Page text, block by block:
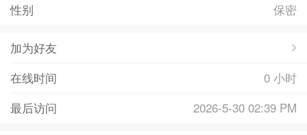
性别
保密
加为好友
在线时间
0 小时
最后访问
2026-5-30 02:39 PM